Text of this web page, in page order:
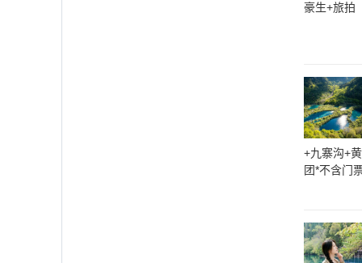
豪生+旅拍
+九寨沟+
团*不含门